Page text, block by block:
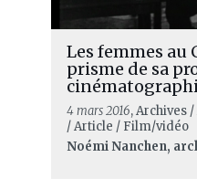
Les femmes au
prisme de sa
4 mars 2016, Archives
/ Article / Film/vidéo
Noémi Nanchen,